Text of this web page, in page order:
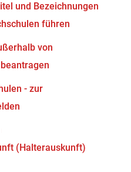
und Bezeichnungen
führen
von
- zur
(Halterauskunft)